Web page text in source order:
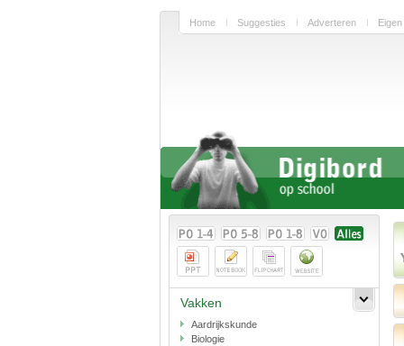
Home Suggesties Adverteren
Vakken
Aardrijkskunde
Biologie